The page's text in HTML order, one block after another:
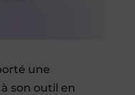
une
son outil en